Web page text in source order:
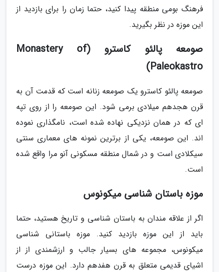
فرهنگ بومی منطقه پیدا کنید، حتما زمان را برای بازدید از
این موزه در نظر بگیرید.
صومعه پالئو کاسترو (Monastery of
Paleokastro)
صومعه پالئو کاسترو یک صومعه زنانه است که قدمت آن به
قرن هجدهم میلادی برمی شود. این صومعه را از روی تپه
ای که در همان نزدیکی نهاده شده است، نامگذاری نموده
اند. این صومعه، یکی از برترین نمونه های معماری سنتی
سیکلادی است و در شمال منطقه مسکونی آنو مرا واقع شده
است.
موزه باستان شناسی میکونوس
اگر از علاقه مندان به باستان شناسی و تاریخ هستید، حتما
باید از این موزه بازدید کنید. موزه باستانی شناسی
میکونوس، مجموعه های بسیار جالب و ارزشمندی از از
اشیای قدیمی متعلق به قرن هفدهم دارد. این موزه درست